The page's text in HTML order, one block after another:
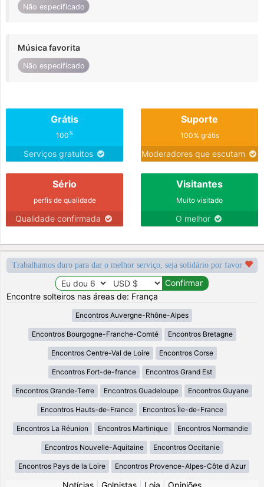
Não especificado
Música favorita
Não especificado
Grátis
100%
Serviços gratuitos
Suporte
100% grátis
Moderadores que escutam
Sério
perfis de qualidade
Qualidade confirmada
Visitantes
Muito visitado
O melhor
Trabalhamos duro para dar o melhor serviço, seja solidário por favor
Encontre solteiros nas áreas de: França
Encontros Auvergne-Rhône-Alpes
Encontros Bourgogne-Franche-Comté Encontros Bretagne
Encontros Centre-Val de Loire Encontros Corse
Encontros Fort-de-france Encontros Grand Est
Encontros Grande-Terre Encontros Guadeloupe Encontros Guyane
Encontros Hauts-de-France Encontros Île-de-France
Encontros La Réunion Encontros Martinique Encontros Normandie
Encontros Nouvelle-Aquitaine Encontros Occitanie
Encontros Pays de la Loire Encontros Provence-Alpes-Côte d Azur
Notícias Golpistas Loja Opiniões